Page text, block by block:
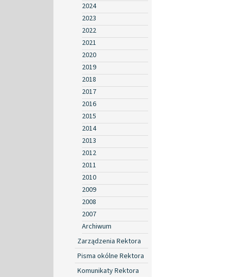
2024
2023
2022
2021
2020
2019
2018
2017
2016
2015
2014
2013
2012
2011
2010
2009
2008
2007
Archiwum
Zarządzenia Rektora
Pisma okólne Rektora
Komunikaty Rektora